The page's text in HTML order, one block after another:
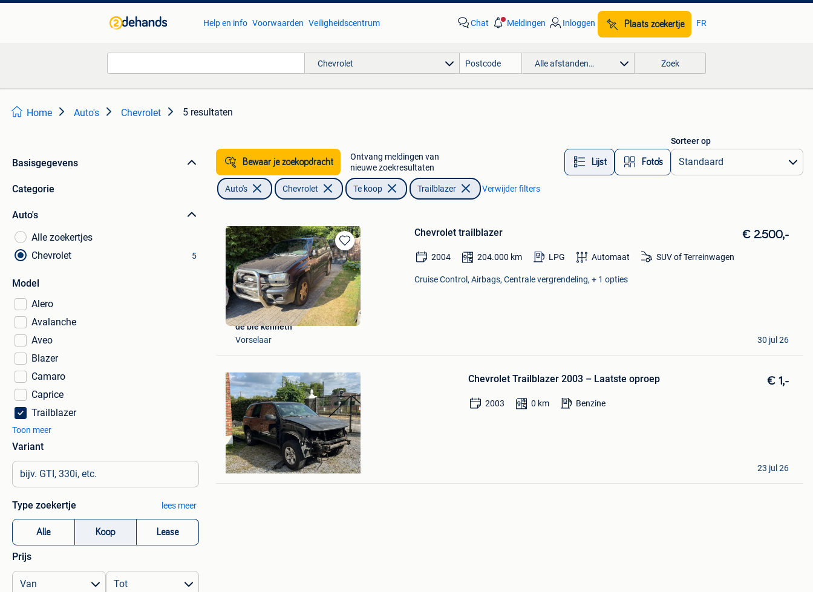
Help en info Voorwaarden Veiligheidscentrum Chat Meldingen Inloggen Plaats zoekertje FR
Chevrolet Alle afstanden… Zoek
Home Auto's Chevrolet 5 resultaten
Basisgegevens
Categorie
Auto's
Alle zoekertjes
Chevrolet
5
Model
Alero
Avalanche
Aveo
Blazer
Camaro
Caprice
Trailblazer
Toon meer
Variant
Type zoekertje lees meer
Alle Koop Lease
Prijs
Bewaar je zoekopdracht
Ontvang meldingen van
nieuwe zoekresultaten
Lijst Foto’s
Sorteer op
Auto's Chevrolet Te koop Trailblazer Verwijder filters
Bewaren
in
Mijn
Favorieten
Chevrolet trailblazer € 2.500,-
2004 204.000 km LPG Automaat SUV of Terreinwagen
Cruise Control, Airbags, Centrale vergrendeling, + 1 opties
de bie kenneth
Vorselaar
30 jul 26
Mijn
Favorieten
Chevrolet Trailblazer 2003 – Laatste oproep € 1,-
2003 0 km Benzine
sabian
Herk-De-Stad
23 jul 26